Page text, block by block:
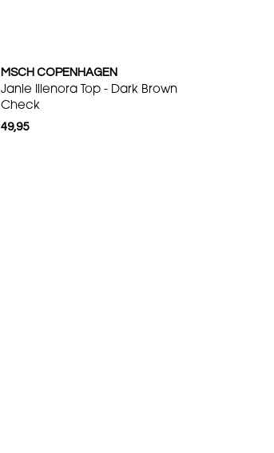
MSCH COPENHAGEN
Janie Illenora Top - Dark Brown
Check
49,95